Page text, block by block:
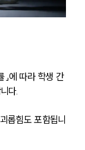
」에 따라 학생 간
다.
롭힘도 포함됩니